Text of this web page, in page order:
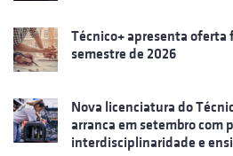
Técnico+ apresenta oferta
semestre de 2026
Nova licenciatura do
arranca em setembro com
interdisciplinaridade e